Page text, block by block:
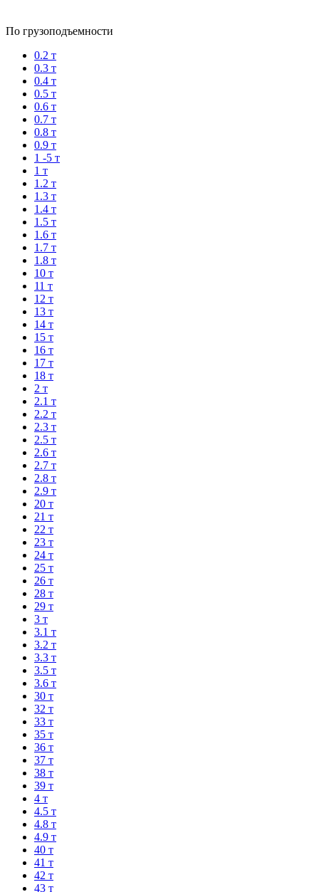
По грузоподъемности
0.2 т
0.3 т
0.4 т
0.5 т
0.6 т
0.7 т
0.8 т
0.9 т
1 -5 т
1 т
1.2 т
1.3 т
1.4 т
1.5 т
1.6 т
1.7 т
1.8 т
10 т
11 т
12 т
13 т
14 т
15 т
16 т
17 т
18 т
2 т
2.1 т
2.2 т
2.3 т
2.5 т
2.6 т
2.7 т
2.8 т
2.9 т
20 т
21 т
22 т
23 т
24 т
25 т
26 т
28 т
29 т
3 т
3.1 т
3.2 т
3.3 т
3.5 т
3.6 т
30 т
32 т
33 т
35 т
36 т
37 т
38 т
39 т
4 т
4.5 т
4.8 т
4.9 т
40 т
41 т
42 т
43 т